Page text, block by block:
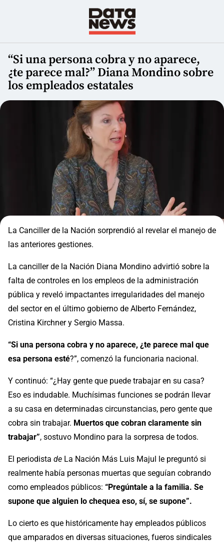
“Si una persona cobra y no aparece,
¿te parece mal?” Diana Mondino sobre
los empleados estatales
La Canciller de la Nación sorprendió al revelar el manejo de
las anteriores gestiones.
La canciller de la Nación Diana Mondino advirtió sobre la
falta de controles en los empleos de la administración
pública y reveló impactantes irregularidades del manejo
del sector en el último gobierno de Alberto Fernández,
Cristina Kirchner y Sergio Massa.
“Si una persona cobra y no aparece, ¿te parece mal que
esa persona esté?”, comenzó la funcionaria nacional.
Y continuó: “¿Hay gente que puede trabajar en su casa?
Eso es indudable. Muchísimas funciones se podrán llevar
a su casa en determinadas circunstancias, pero gente que
cobra sin trabajar. Muertos que cobran claramente sin
trabajar”, sostuvo Mondino para la sorpresa de todos.
El periodista de La Nación Más Luis Majul le preguntó si
realmente había personas muertas que seguían cobrando
como empleados públicos: “Pregúntale a la familia. Se
supone que alguien lo chequea eso, sí, se supone”.
Lo cierto es que históricamente hay empleados públicos
que amparados en diversas situaciones, fueros sindicales